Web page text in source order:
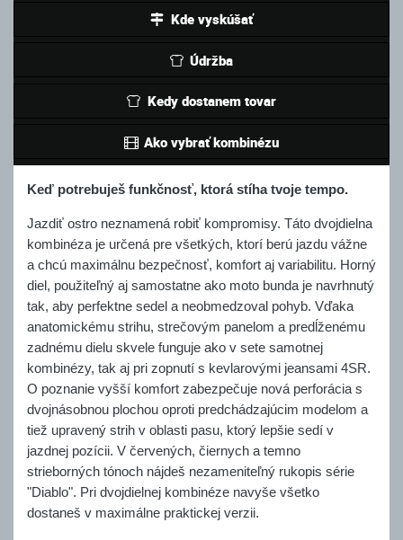
Kde vyskúšať
Údržba
Kedy dostanem tovar
Ako vybrať kombinézu
Keď potrebuješ funkčnosť, ktorá stíha tvoje tempo.
Jazdiť ostro neznamená robiť kompromisy. Táto dvojdielna
kombinéza je určená pre všetkých, ktorí berú jazdu vážne
a chcú maximálnu bezpečnosť, komfort aj variabilitu. Horný
diel, použiteľný aj samostatne ako moto bunda je navrhnutý
tak, aby perfektne sedel a neobmedzoval pohyb. Vďaka
anatomickému strihu, strečovým panelom a predĺženému
zadnému dielu skvele funguje ako v sete samotnej
kombinézy, tak aj pri zopnutí s kevlarovými jeansami 4SR.
O poznanie vyšší komfort zabezpečuje nová perforácia s
dvojnásobnou plochou oproti predchádzajúcim modelom a
tiež upravený strih v oblasti pasu, ktorý lepšie sedí v
jazdnej pozícii. V červených, čiernych a temno
strieborných tónoch nájdeš nezameniteľný rukopis série
"Diablo". Pri dvojdielnej kombinéze navyše všetko
dostaneš v maximálne praktickej verzii.